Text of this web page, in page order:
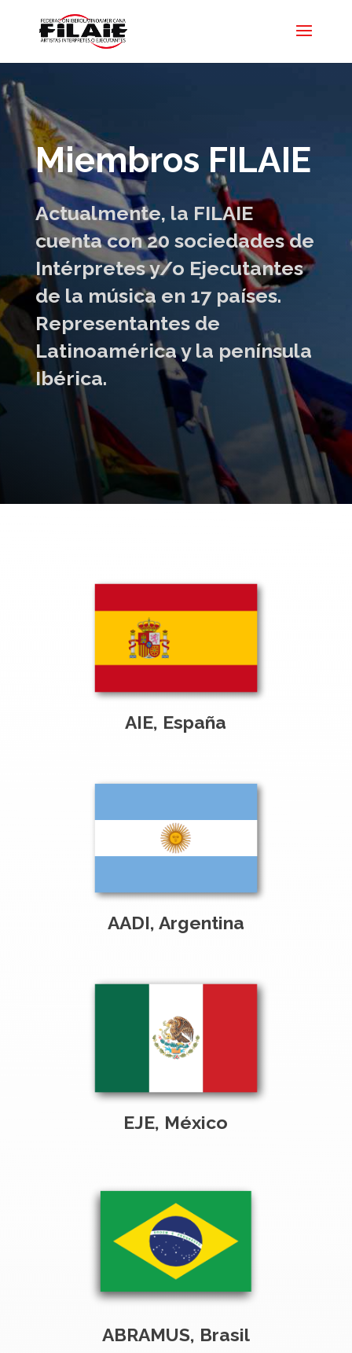
Miembros FILAIE
Actualmente, la FILAIE
cuenta con20 sociedades de
Intérpretes y/o Ejecutantes
de la música en 17países.
Representantes de
Latinoamérica y la península
Ibérica.
AIE, España
AADI, Argentina
EJE, México
ABRAMUS, Brasil